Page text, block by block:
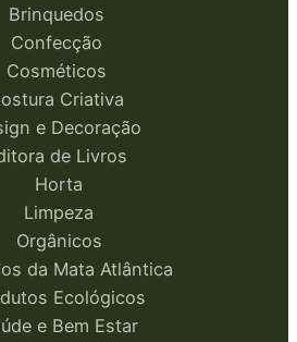
Brinquedos
Confecção
Cosméticos
Criativa
e Decoração
de Livros
Horta
Limpeza
Orgânicos
da Mata Atlântica
Ecológicos
e Bem Estar